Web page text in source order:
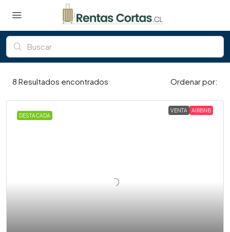
8 Resultados encontrados Ordenar por:
DESTACADA
VENTA AIRBNB